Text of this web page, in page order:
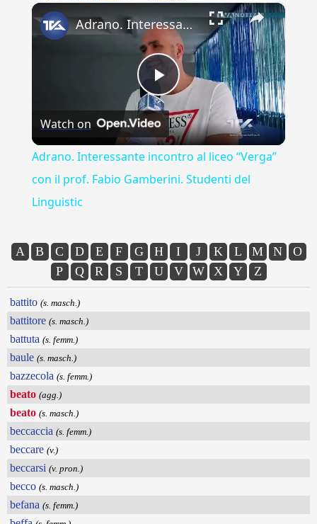
×
Play
Video
Adrano. Interessante incontro al liceo “Verga” con il prof. Fabio Gamberini. Studenti del Linguistic
Watch on
Adrano. Interessante incontro al liceo “Verga”
con il prof. Fabio Gamberini. Studenti del
Linguistic
A B C D E F G H I J K L M N
O
P
Q R S T U V W X Y Z
battito (s. masch.)
battitore (s. masch.)
battuta (s. femm.)
baule (s. masch.)
bazzecola (s. femm.)
beato (agg.)
beato (s. masch.)
beccaccia (s. femm.)
beccare (v.)
beccarsi (v. pron.)
becco (s. masch.)
befana (s. femm.)